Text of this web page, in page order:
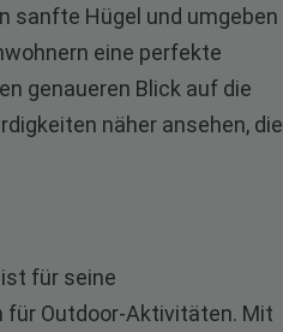
sanfte Hügel und umgeben
eine perfekte
genaueren Blick auf die
näher ansehen, die
für seine
für Outdoor-Aktivitäten. Mit